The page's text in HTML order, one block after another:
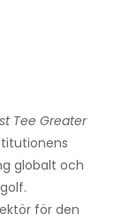
Tee Greater
globalt och
för den